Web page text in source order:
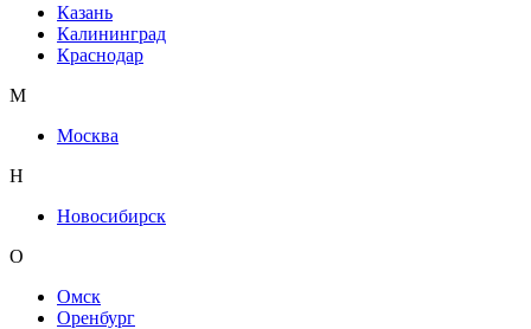
Казань
Калининград
Краснодар
М
Москва
Н
Новосибирск
О
Омск
Оренбург